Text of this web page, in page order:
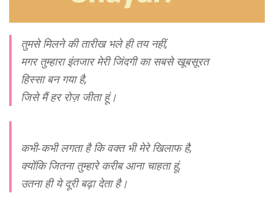
तुमसे मिलने की तारीख भले ही तय नहीं,
मगर तुम्हारा इंतजार मेरी जिंदगी का सबसे खूबसूरत
हिस्सा बन गया है,
जिसे मैं हर रोज़ जीता हूं।
कभी-कभी लगता है कि वक्त भी मेरे खिलाफ है,
क्योंकि जितना तुम्हारे करीब आना चाहता हूं,
उतना ही ये दूरी बढ़ा देता है।